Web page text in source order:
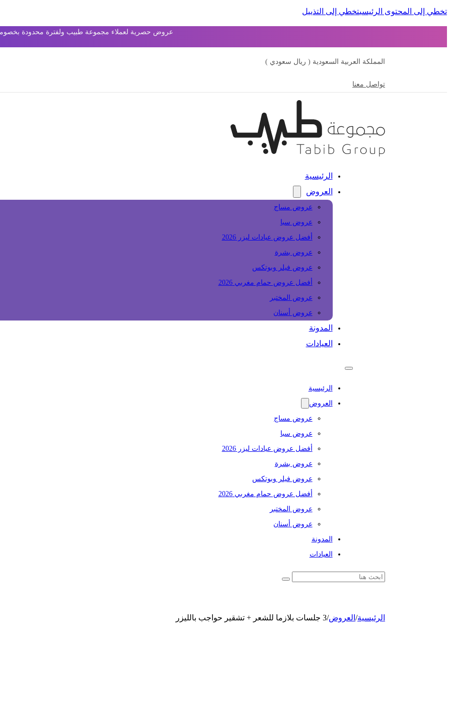
تخطي إلى المحتوى الرئيسيتخطي إلى التذييل
عروض حصرية لعملاء مجموعة طبيب ولفترة محدودة بخصومات
المملكة العربية السعودية ( ريال سعودي )
تواصل معنا
الرئيسية
العروض
عروض مساج
عروض سبا
أفضل عروض عيادات ليزر 2026
عروض بشرة
عروض فيلر وبوتكس
أفضل عروض حمام مغربي 2026
عروض المختبر
عروض أسنان
المدونة
العيادات
الرئيسية
العروض
عروض مساج
عروض سبا
أفضل عروض عيادات ليزر 2026
عروض بشرة
عروض فيلر وبوتكس
أفضل عروض حمام مغربي 2026
عروض المختبر
عروض أسنان
المدونة
العيادات
الرئيسية/ العروض/3 جلسات بلازما للشعر + تشقير حواجب بالليزر